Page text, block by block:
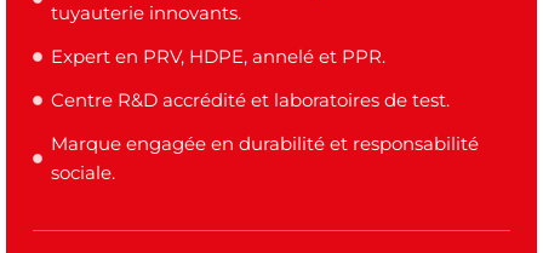
tuyauterie innovants.
Expert en PRV, HDPE, annelé et PPR.
Centre R&D accrédité et laboratoires de test.
Marque engagée en durabilité et responsabilité
sociale.